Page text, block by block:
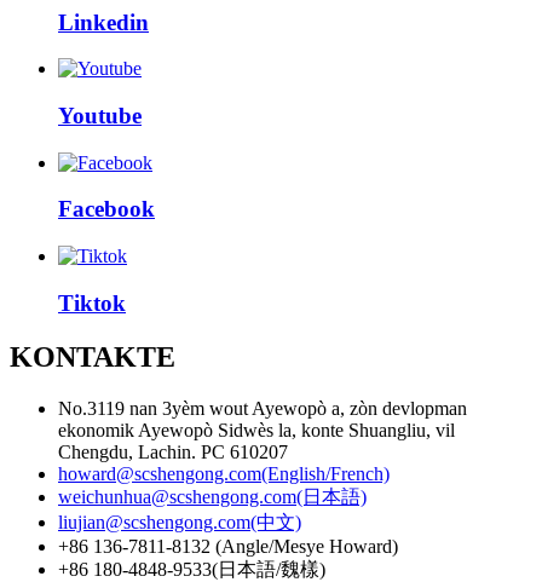
Linkedin
Youtube
Facebook
Tiktok
KONTAKTE
No.3119 nan 3yèm wout Ayewopò a, zòn devlopman
ekonomik Ayewopò Sidwès la, konte Shuangliu, vil
Chengdu, Lachin. PC 610207
howard@scshengong.com(English/French)
weichunhua@scshengong.com(日本語)
liujian@scshengong.com(中文)
+86 136-7811-8132 (Angle/Mesye Howard)
+86 180-4848-9533(日本語/魏樣)